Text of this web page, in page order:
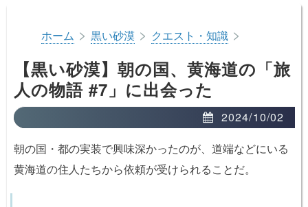
ホーム > 黒い砂漠 > クエスト・知識 >
【黒い砂漠】朝の国、黄海道の「旅
人の物語 #7」に出会った
2024/10/02
朝の国・都の実装で興味深かったのが、道端などにいる
黄海道の住人たちから依頼が受けられることだ。